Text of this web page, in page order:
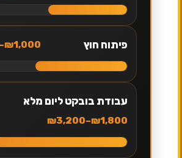
פיתוח חוץ ₪1,000–₪1,900
עבודת בובקט ליום מלא
₪1,800–₪3,200